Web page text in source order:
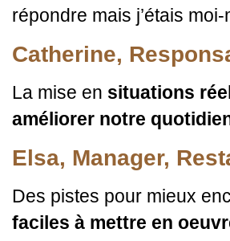
répondre mais j’étais
Catherine,
La mise en situations
améliorer notre
Elsa, Manager,
Des pistes pour mieux
faciles à mettre en